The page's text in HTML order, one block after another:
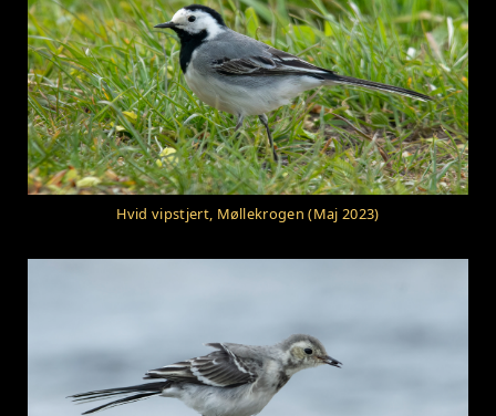
Hvid vipstjert, Møllekrogen (Maj 2023)